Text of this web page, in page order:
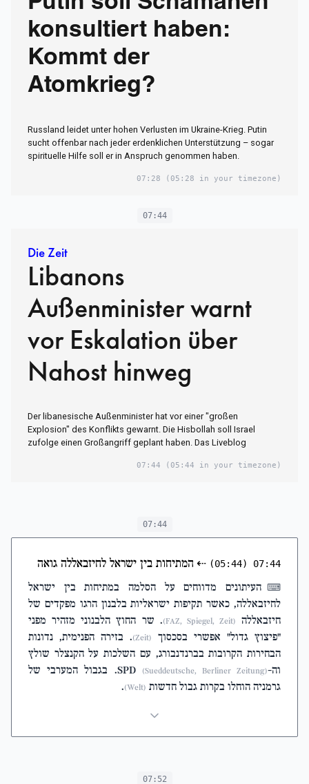
konsultiert haben:
Kommt der
Atomkrieg?
Russland leidet unter hohen Verlusten im Ukraine-Krieg. Putin
sucht offenbar nach jeder erdenklichen Unterstützung – sogar
spirituelle Hilfe soll er in Anspruch genommen haben.
07:28 (05:28 in your timezone)
07:44
Die Zeit
Libanons
Außenminister warnt
vor Eskalation über
Nahost hinweg
Der libanesische Außenminister hat vor einer "großen
Explosion" des Konflikts gewarnt. Die Hisbollah soll Israel
zufolge einen Großangriff geplant haben. Das Liveblog
07:44 (05:44 in your timezone)
07:44
07:44
(05:44)
⇠ המתיחות בין ישראל לחיזבאללה גואה
⌨ העיתונים מדווחים על הסלמה במתיחות בין ישראל
לחיזבאללה, כאשר תקיפות ישראליות בלבנון הרגו מפקדים של
חיזבאללה (FAZ, Spiegel, Zeit)
. שר החוץ הלבנוני מזהיר מפני
"פיצוץ גדול" אפשרי בסכסוך
(Zeit)
. בזירה הפנימית, נדונות
הבחירות הקרובות בברנדנבורג, עם השלכות על הקנצלר שולץ
וה-SPD(Sueddeutsche, Berliner Zeitung)
. בגבול המערבי של
גרמניה הוחלו בקרות גבול חדשות (Welt)
.
07:52